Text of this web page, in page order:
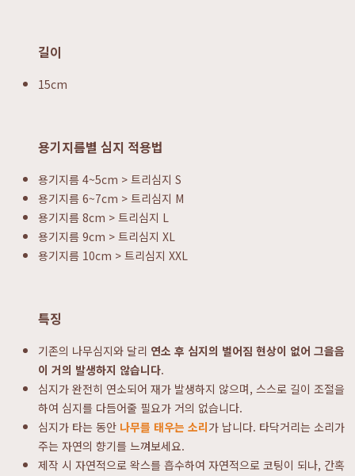
길이
15cm
용기지름별 심지 적용법
용기지름 4~5cm > 트리심지 S
용기지름 6~7cm > 트리심지 M
용기지름 8cm > 트리심지 L
용기지름 9cm > 트리심지 XL
용기지름 10cm > 트리심지 XXL
특징
기존의 나무심지와 달리 연소 후 심지의 벌어짐 현상이 없어 그을음
이 거의 발생하지 않습니다.
심지가 완전히 연소되어 재가 발생하지 않으며, 스스로 길이 조절을
하여 심지를 다듬어줄 필요가 거의 없습니다.
심지가 타는 동안 나무를 태우는 소리가 납니다. 타닥거리는 소리가
주는 자연의 향기를 느껴보세요.
제작 시 자연적으로 왁스를 흡수하여 자연적으로 코팅이 되나, 간혹